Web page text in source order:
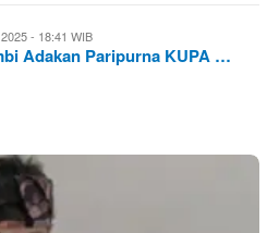
- 18:41 WIB
Adakan Paripurna KUPA …